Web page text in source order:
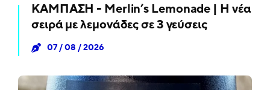
ΚΑΜΠΑΣΗ - Merlin’s Lemonade | Η νέα
σειρά με λεμονάδες σε 3 γεύσεις
07 / 08 / 2026